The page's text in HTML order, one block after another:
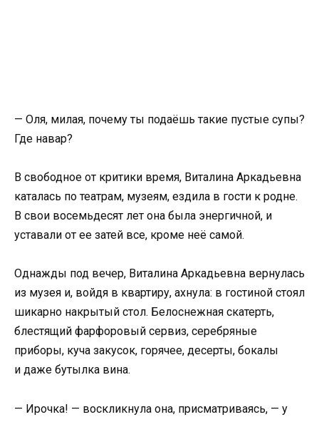
— Оля, милая, почему ты подаёшь такие пустые супы?
Где навар?
В свободное от критики время, Виталина Аркадьевна
каталась по театрам, музеям, ездила в гости к родне.
В свои восемьдесят лет она была энергичной, и
уставали от ее затей все, кроме неё самой.
Однажды под вечер, Виталина Аркадьевна вернулась
из музея и, войдя в квартиру, ахнула: в гостиной стоял
шикарно накрытый стол. Белоснежная скатерть,
блестящий фарфоровый сервиз, серебряные
приборы, куча закусок, горячее, десерты, бокалы
и даже бутылка вина.
— Ирочка! — воскликнула она, присматриваясь, — у